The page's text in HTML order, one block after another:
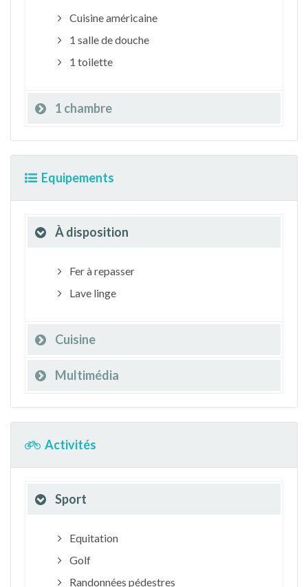
Cuisine américaine
1 salle de douche
1 toilette
1 chambre
Equipements
À disposition
Fer à repasser
Lave linge
Cuisine
Multimédia
Activités
Sport
Equitation
Golf
Randonnées pédestres